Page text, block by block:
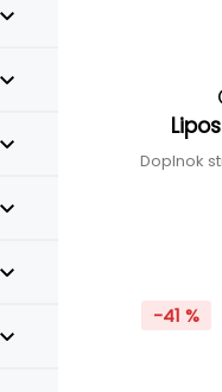
Doplnok
-41 %